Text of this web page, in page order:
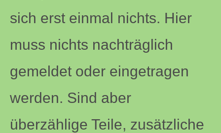
sich erst einmal nichts. Hier
muss nichts nachträglich
gemeldet oder eingetragen
werden. Sind aber
überzählige Teile, zusätzliche